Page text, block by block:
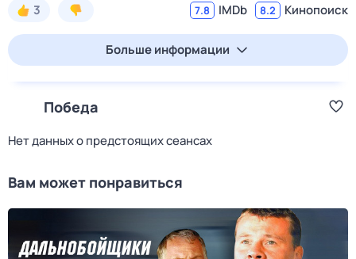
3 7.8 IMDb 8.2 Кинопоиск
Больше информации
Победа
Нет данных о предстоящих сеансах
Вам может понравиться